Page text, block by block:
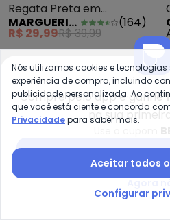
Regata Preta em
Canelado MARGUERITE (164)
R$ 29,99R$ 39,99
NEW
Compre pelo app e ganhe
na sua
Nós utilizamos cookies e
experiência de compra, incluindo
publicidade personalizada. Ao
que você está ciente e concorda
Privacidadepara saber mais.
Aceitar todos
Configurar